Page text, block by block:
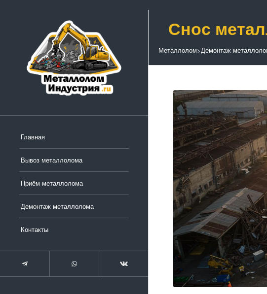
Главная
Вывоз металлолома
Приём металлолома
Демонтаж металлолома
Контакты
Снос
Металлолом>Демонтаж